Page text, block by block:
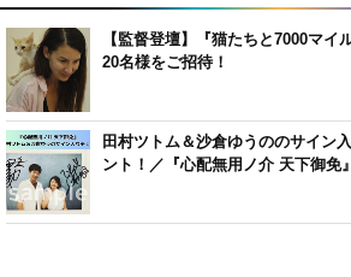
【監督登壇】『猫たちと7000マイ
20名様をご招待！
田村ツトム＆沙倉ゆうののサイン
ント！／『心配無用ノ介 天下御免』